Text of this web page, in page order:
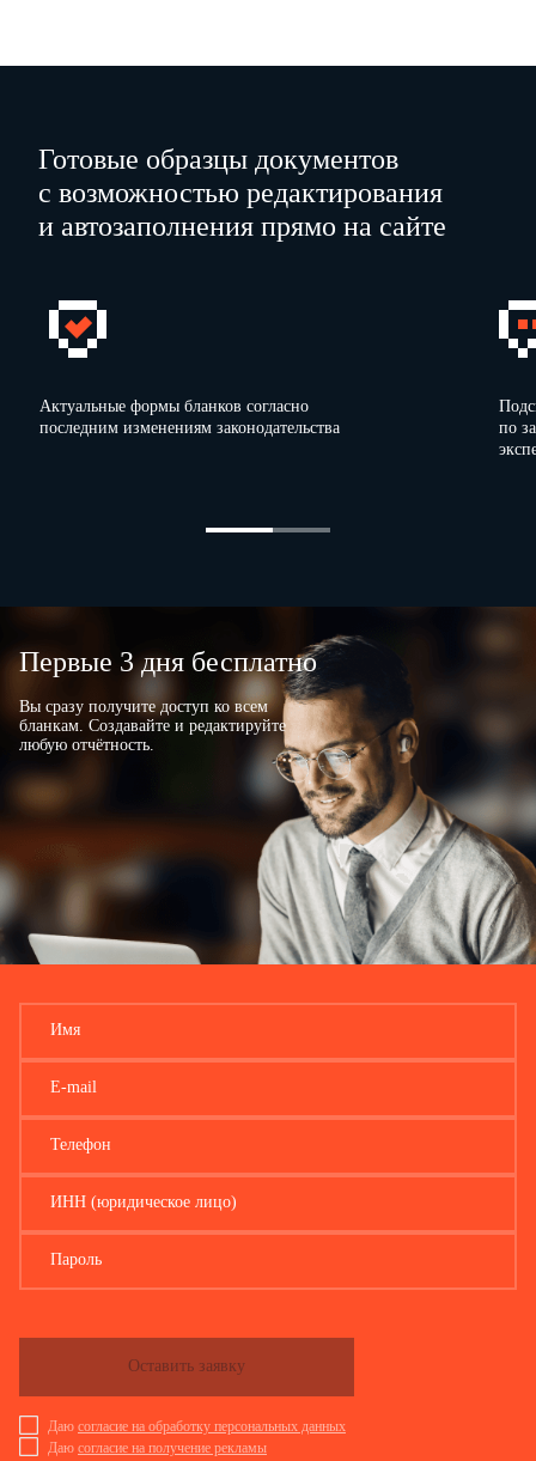
Готовые образцы документов
с возможностью редактирования
и автозаполнения прямо на сайте
Актуальные формы бланков согласно
последним изменениям законодательства
по
Первые 3 дня бесплатно
Вы сразу получите доступ ко всем
бланкам. Создавайте и редактируйте
любую отчётность.
Имя
E-mail
Телефон
ИНН (юридическое лицо)
Пароль
Даю согласие на обработку персональных данных
Даю согласие на получение рекламы
Оставить заявку